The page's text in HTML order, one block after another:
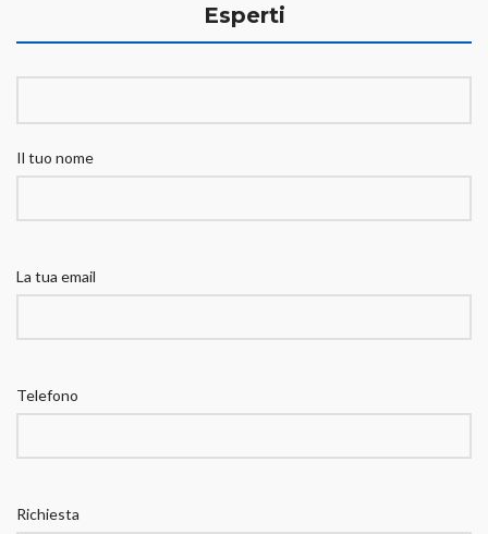
Esperti
Il tuo nome
La tua email
Telefono
Richiesta